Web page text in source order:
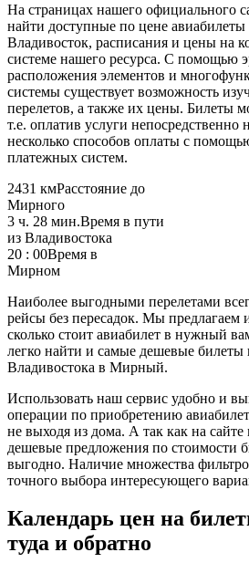
На страницах нашего официального
найти доступные по цене
Владивосток, расписания и цены на
системе нашего ресурса. С помощью
расположения элементов и
системы существует возможность
перелетов, а также их цены. Билеты
т.е. оплатив услуги непосредственно
несколько способов оплаты с
платежных систем.
2431 кмРасстояние до
Мирного
3 ч. 28 мин.Время в пути
из Владивостока
20 : 00Время в
Мирном
Наиболее выгодными перелетами
рейсы без пересадок. Мы
сколько стоит авиабилет в нужный
легко найти и самые дешевые билеты
Владивостока в Мирный.
Использовать наш сервис удобно и
операции по приобретению
не выходя из дома. А так как на
дешевые предложения по стоимости
выгодно. Наличие множества
точного выбора интересующего
Календарь цен на
туда и обратно